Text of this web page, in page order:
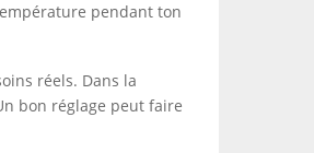
pendant ton
réels. Dans la
bon réglage peut faire